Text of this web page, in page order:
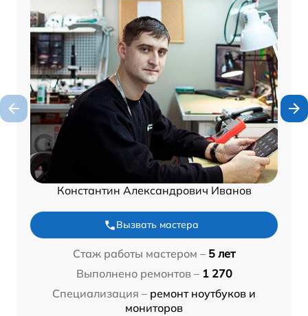
Константин Александрович Иванов
Вызвать мастера
Стаж работы мастером – 5 лет
Выполнено ремонтов – 1 270
Специализация – ремонт ноутбуков и
мониторов